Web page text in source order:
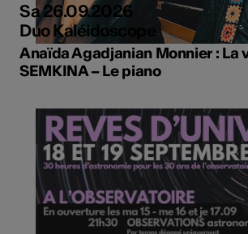
Sa 26.09.2026
Duo Kaléidoscope
Anaïda Agadjanian Monnier : La
SEMKINA – Le piano